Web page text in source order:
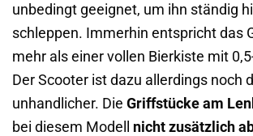
unbedingt geeignet, um ihn ständig
schleppen. Immerhin entspricht das
mehr als einer vollen Bierkiste mit
Der Scooter ist dazu allerdings noch
unhandlicher. Die Griffstücke am
bei diesem Modell nicht zusätzlich